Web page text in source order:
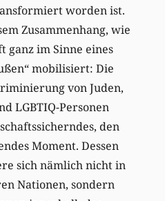
worden ist.
Zusammenhang, wie
ganz im Sinne eines
mobilisiert: Die
von Juden,
LGBTIQ-Personen
den
Moment. Dessen
sich nämlich nicht in
Nationen, sondern